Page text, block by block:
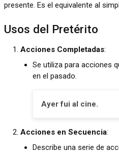
presente. Es el equivalente al
Usos del Pretérito
Acciones Completadas:
Se utiliza para acciones
en el pasado.
Ayer fui al cine.
Acciones en Secuencia:
Describe una serie de